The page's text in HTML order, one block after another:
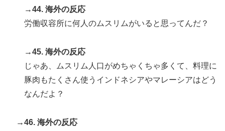
→44. 海外の反応
労働収容所に何人のムスリムがいると思ってんだ？
→45. 海外の反応
じゃあ、ムスリム人口がめちゃくちゃ多くて、料理に
豚肉もたくさん使うインドネシアやマレーシアはどう
なんだよ？
→46. 海外の反応